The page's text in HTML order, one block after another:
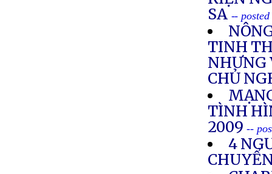
SA --
TINH
NHƯNG
CHỦ
TÌNH
2009 --
4